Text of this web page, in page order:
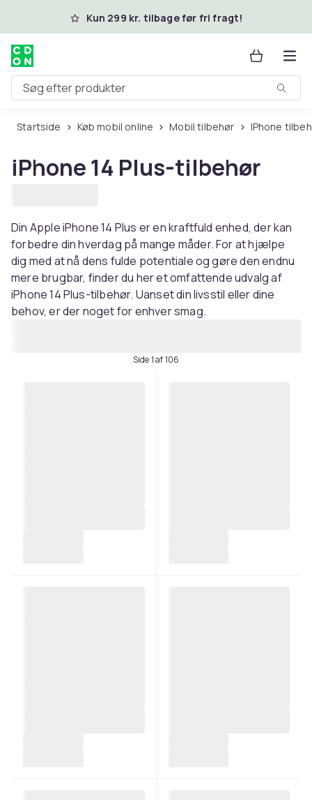
Spring til hovedindhold
Kun 299 kr. tilbage før fri fragt!
Søg efter produkter
Startside Køb mobil online Mobil tilbehør iPhone
iPhone 14 Plus-tilbehør
Din Apple iPhone 14 Plus er en kraftfuld enhed, der kan
forbedre din hverdag på mange måder. For at hjælpe
dig med at nå dens fulde potentiale og gøre den endnu
mere brugbar, finder du her et omfattende udvalg af
iPhone 14 Plus-tilbehør. Uanset din livsstil eller dine
behov, er der noget for enhver smag.
Side 1 af 106